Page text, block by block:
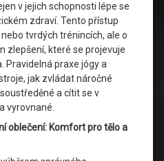
v jejich schopnosti lépe se
zdraví. Tento přístup
tvrdých trénincích, ale o
zlepšení, které se projevuje
Pravidelná praxe jógy a
jak zvládat náročné
a cítit se v
vyrovnané.
oblečení: Komfort pro tělo a